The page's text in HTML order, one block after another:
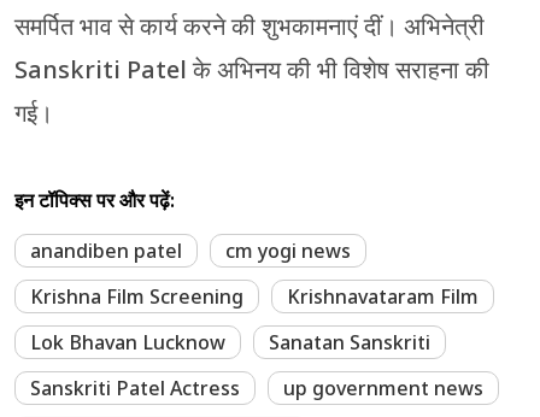
समर्पित भाव से कार्य करने की शुभकामनाएं दीं। अभिनेत्री
Sanskriti Patel के अभिनय की भी विशेष सराहना की
गई।
इन टॉपिक्स पर और पढ़ें:
anandiben patel
cm yogi news
Krishna Film Screening
Krishnavataram Film
Lok Bhavan Lucknow
Sanatan Sanskriti
Sanskriti Patel Actress
up government news